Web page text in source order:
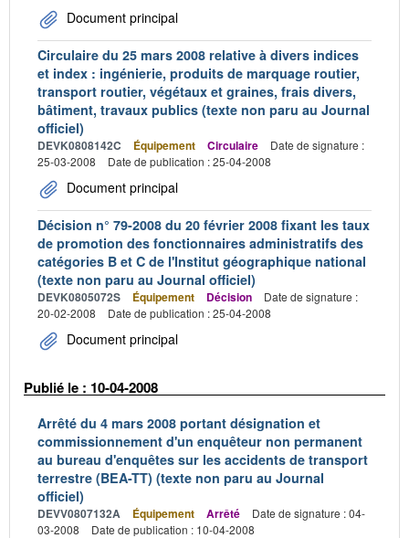
Document principal
Circulaire du 25 mars 2008 relative à divers indices
et index : ingénierie, produits de marquage routier,
transport routier, végétaux et graines, frais divers,
bâtiment, travaux publics (texte non paru au Journal
officiel)
DEVK0808142C Équipement Circulaire
Date de signature :
25-03-2008
Date de publication : 25-04-2008
Document principal
Décision n° 79-2008 du 20 février 2008 fixant les taux
de promotion des fonctionnaires administratifs des
catégories B et C de l'Institut géographique national
(texte non paru au Journal officiel)
DEVK0805072S Équipement Décision
Date de signature :
20-02-2008
Date de publication : 25-04-2008
Document principal
Publié le : 10-04-2008
Arrêté du 4 mars 2008 portant désignation et
commissionnement d'un enquêteur non permanent
au bureau d'enquêtes sur les accidents de transport
terrestre (BEA-TT) (texte non paru au Journal
officiel)
DEVV0807132A Équipement Arrêté
Date de signature : 04-
03-2008
Date de publication : 10-04-2008